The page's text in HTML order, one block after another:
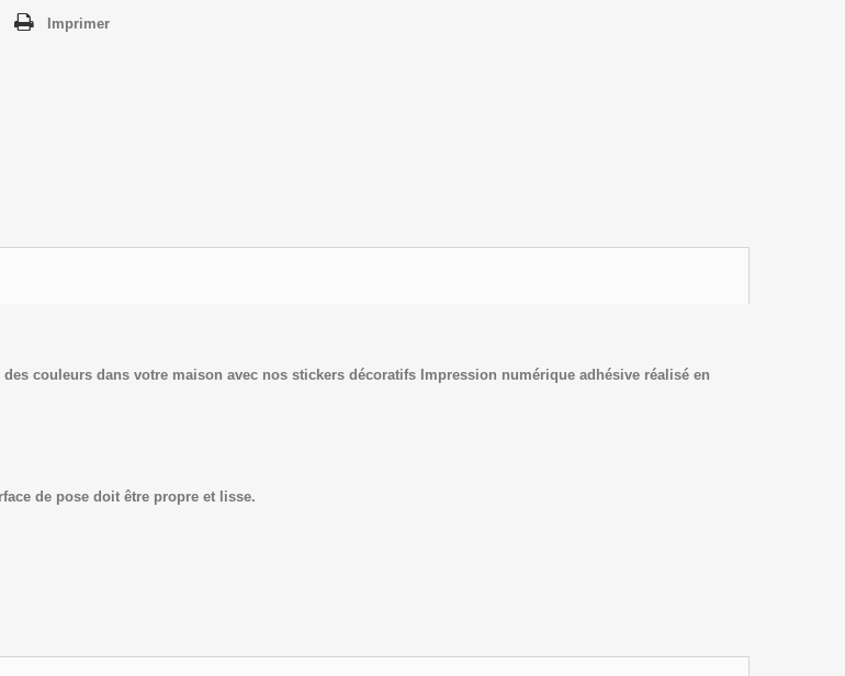
Imprimer
des couleurs dans votre maison avec nos stickers décoratifs Impression numérique adhésive réalisé en
de pose doit être propre et lisse.